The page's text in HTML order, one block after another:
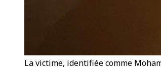
La victime, identifiée comme